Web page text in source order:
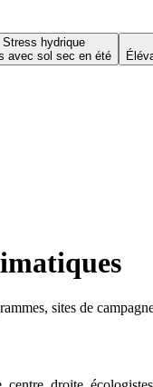
Stress hydrique
avec sol sec en été
sites de